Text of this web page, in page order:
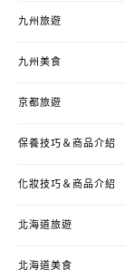
九州旅遊
九州美食
京都旅遊
保養技巧＆商品介紹
化妝技巧＆商品介紹
北海道旅遊
北海道美食